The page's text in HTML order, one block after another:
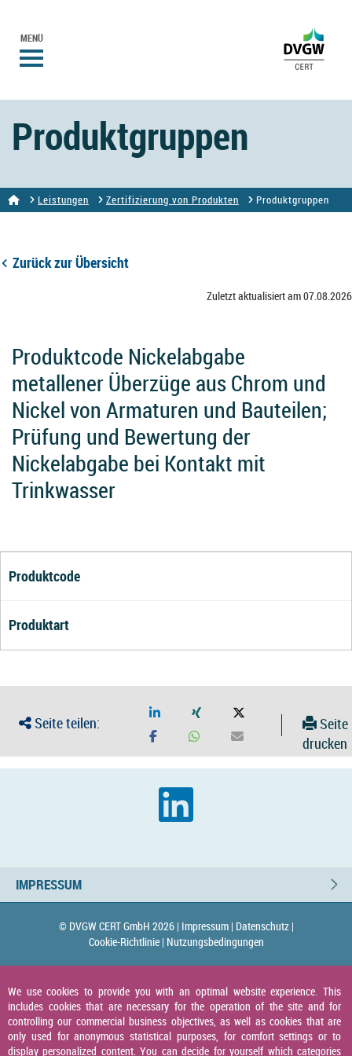
MENÜ
Produktgruppen
Leistungen Zertifizierung von Produkten Produktgruppen
Zurück zur Übersicht
Zuletzt aktualisiert am 07.08.2026
Produktcode Nickelabgabe
metallener Überzüge aus Chrom und
Nickel von Armaturen und Bauteilen;
Prüfung und Bewertung der
Nickelabgabe bei Kontakt mit
Trinkwasser
Produktcode
Produktart
Seite teilen:
Seite
drucken
IMPRESSUM
© DVGW CERT GmbH 2026 | Impressum | Datenschutz |
Cookie-Richtlinie | Nutzungsbedingungen
We use cookies to provide you with an optimal website experience. This
includes cookies that are necessary for the operation of the site and for
controlling our commercial business objectives, as well as cookies that are
only used for anonymous statistical purposes, for comfort settings or to
display personalized content. You can decide for yourself which categories